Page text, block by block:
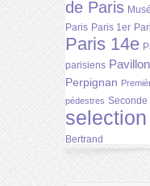
de Paris
Paris Paris 1er
Paris 14e
parisiens
Perpignan
pédestres Seconde
selection
Bertrand